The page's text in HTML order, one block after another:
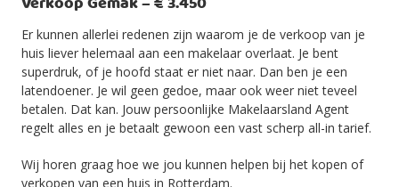
Er kunnen allerlei redenen zijn waarom je de verkoop van je
huis liever helemaal aan een makelaar overlaat. Je bent
superdruk, of je hoofd staat er niet naar. Dan ben je een
latendoener. Je wil geen gedoe, maar ook weer niet teveel
betalen. Dat kan. Jouw persoonlijke Makelaarsland Agent
regelt alles en je betaalt gewoon een vast scherp all-in tarief.
Wij horen graag hoe we jou kunnen helpen bij het kopen of
verkopen van een huis in Rotterdam.